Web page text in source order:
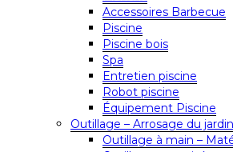
Accessoires Barbecue
Piscine
Piscine bois
Spa
Entretien piscine
Robot piscine
Équipement Piscine
Outillage – Arrosage du jardin
Outillage à main –